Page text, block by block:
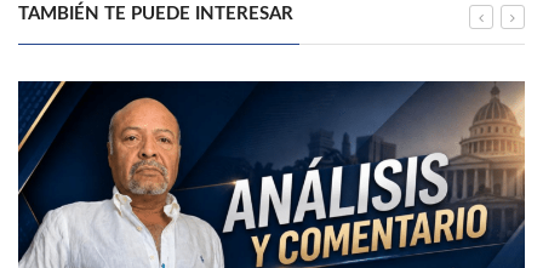
TAMBIÉN TE PUEDE INTERESAR